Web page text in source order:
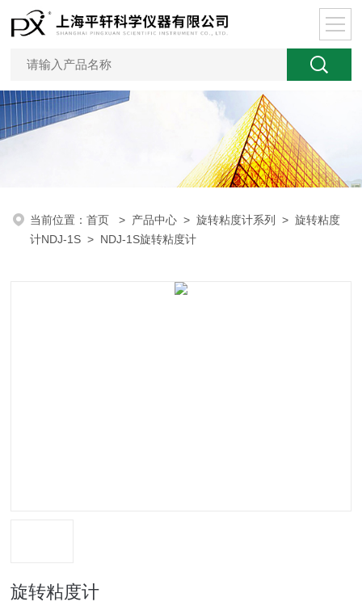
当前位置：首页 > 产品中心 >旋转粘度计系列 >旋转粘度
计NDJ-1S > NDJ-1S旋转粘度计
旋转粘度计